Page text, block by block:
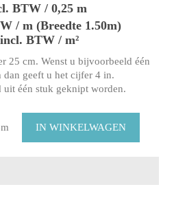
BTW / 0,25 m
/ m (Breedte 1.50m)
BTW / m²
25 cm. Wenst u bijvoorbeeld één
dan geeft u het cijfer 4 in.
uit één stuk geknipt worden.